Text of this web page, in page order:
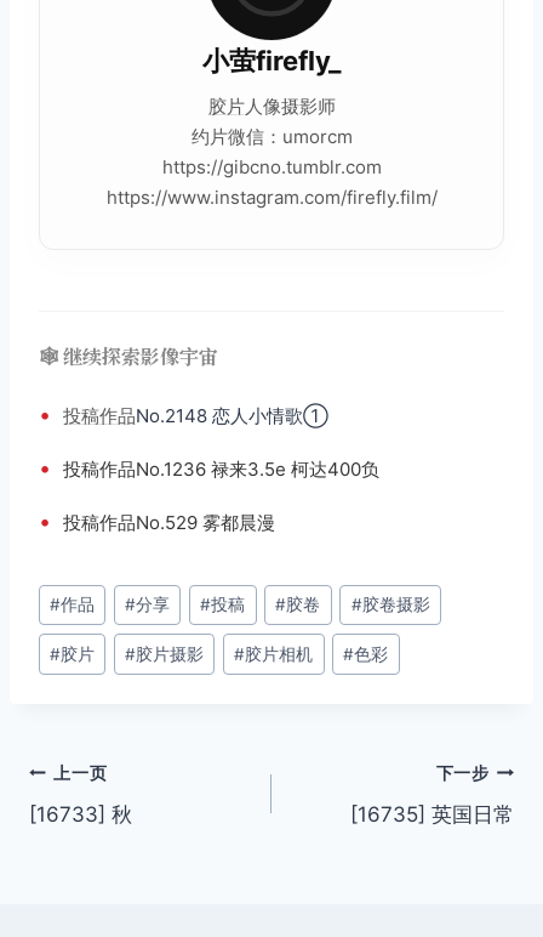
小萤firefly_
胶片人像摄影师
约片微信：umorcm
https://gibcno.tumblr.com
https://www.instagram.com/firefly.film/
🕸️ 继续探索影像宇宙
• 投稿作品No.2148 恋人小情歌①
• 投稿作品No.1236 禄来3.5e 柯达400负
• 投稿作品No.529 雾都晨漫
文
章
标
#作品 #分享 #投稿 #胶卷 #胶卷摄影
#胶片 #胶片摄影 #胶片相机 #色彩
文
章
上一页
[16733] 秋
下一步
[16735] 英国日常